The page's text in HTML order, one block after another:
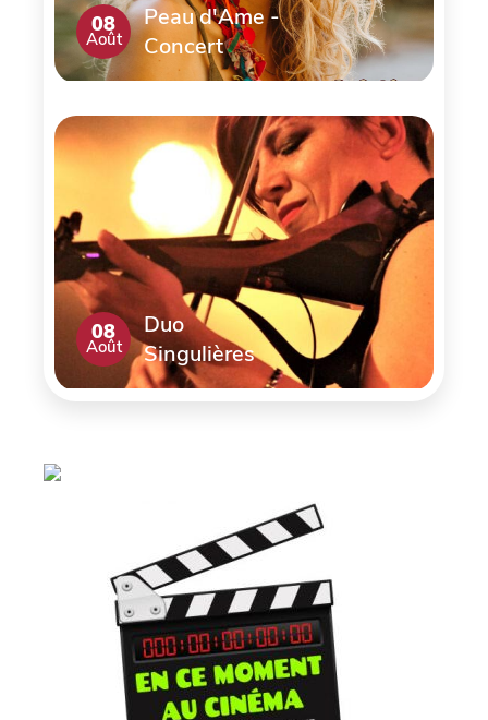
08
Août
Peau d'Ame -
Concert
08
Août
Duo
Singulières